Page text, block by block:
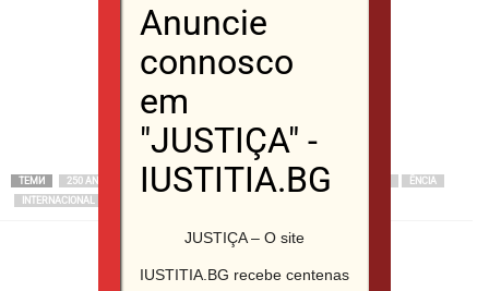
ТЕМИ 250 ANOS DA INDEPENDÊNCIA DIA DA INDEPEND DONALD TRUMP
ÊNCIA
INTERNACIONAL
Anuncie
connosco
em
"JUSTIÇA" -
IUSTITIA.BG
JUSTIÇA – O site
IUSTITIA.BG recebe centenas